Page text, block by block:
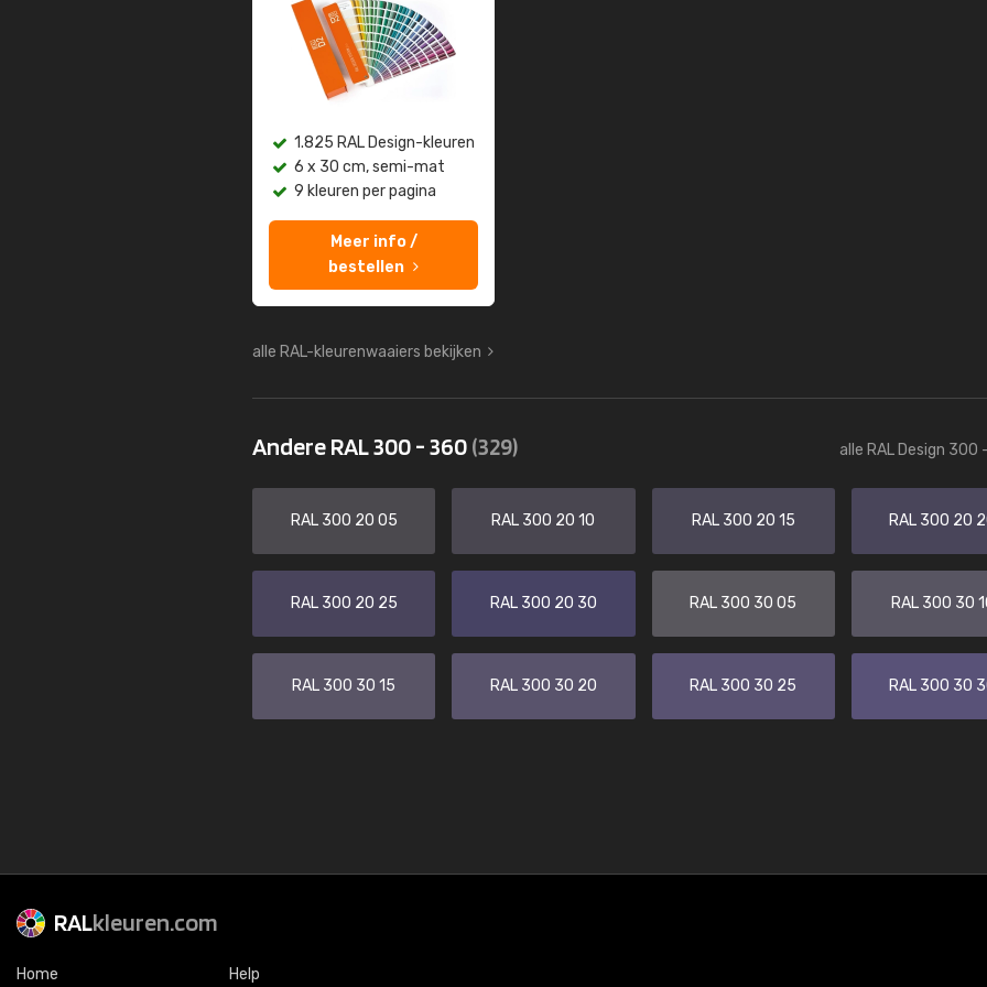
1.825 RAL Design-kleuren
6 x 30 cm, semi-mat
9 kleuren per pagina
Meer info /
bestellen
alle RAL-kleurenwaaiers bekijken
Andere RAL 300 - 360(329) alle RAL Design 300
RAL 300 20 05 RAL 300 20 10 RAL 300 20 15 RAL 300 20
RAL 300 20 25 RAL 300 20 30 RAL 300 30 05 RAL 300 30
RAL 300 30 15 RAL 300 30 20 RAL 300 30 25 RAL 300 30
RALkleuren.com
Home Help